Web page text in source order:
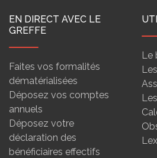
EN DIRECT AVEC LE
GREFFE
Faites vos formalités
dématérialisées
Déposez vos comptes
annuels
Déposez votre
déclaration des
bénéficiaires effectifs
Le